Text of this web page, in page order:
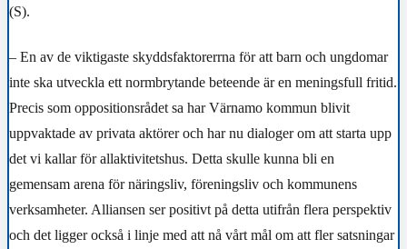
(S).
– En av de viktigaste skyddsfaktorerrna för att barn och ungdomar
inte ska utveckla ett normbrytande beteende är en meningsfull fritid.
Precis som oppositionsrådet sa har Värnamo kommun blivit
uppvaktade av privata aktörer och har nu dialoger om att starta upp
det vi kallar för allaktivitetshus. Detta skulle kunna bli en
gemensam arena för näringsliv, föreningsliv och kommunens
verksamheter. Alliansen ser positivt på detta utifrån flera perspektiv
och det ligger också i linje med att nå vårt mål om att fler satsningar